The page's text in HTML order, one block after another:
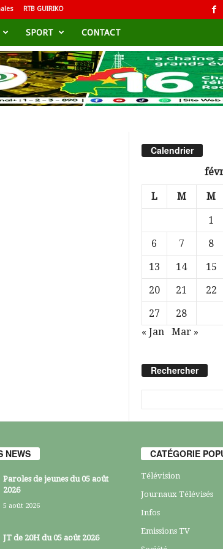
RTB GUIRIKO
SPORT CONTACT
Calendrier
L M M
1
6
7 8
13
14 15
20
21 22
27
28
« Jan
Mar »
Rechercher
NEWS
Paroles de jeunes du 05 août
2026
5 août 2026
JT de 20H du 05 août 2026
CATÉGORIE
Télévision
Journaux Télévisés
Infos
Emissions TV